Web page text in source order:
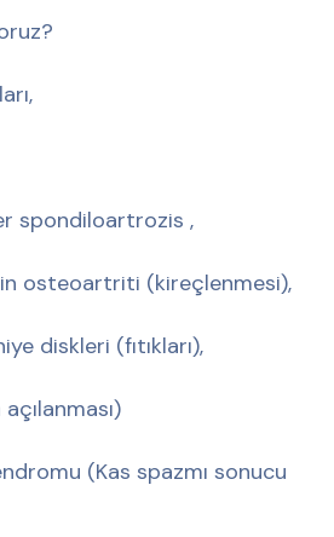
spondiloartrozis ,
osteoartriti (kireçlenmesi),
diskleri (fıtıkları),
(Kas spazmı sonucu